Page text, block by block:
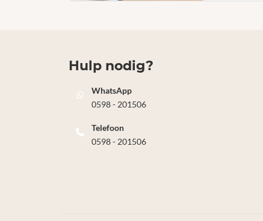
Hulp nodig?
WhatsApp
0598 - 201506
Telefoon
0598 - 201506